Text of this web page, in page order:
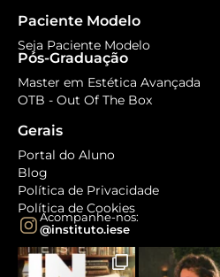
Paciente Modelo
Seja Paciente Modelo
Pós-Graduação
Master em Estética Avançada
OTB - Out Of The Box
Gerais
Portal do Aluno
Blog
Política de Privacidade
Política de Cookies
Acompanhe-nos:
@instituto.iese